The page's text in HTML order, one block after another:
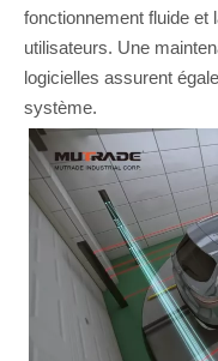
fonctionnement fluide et
utilisateurs. Une
logicielles assurent
système.